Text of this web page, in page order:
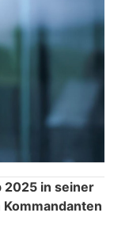
2025 in seiner